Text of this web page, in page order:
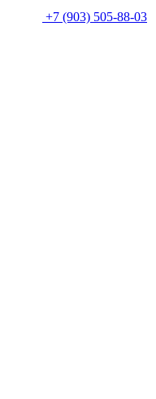
+7 (903) 505-88-03